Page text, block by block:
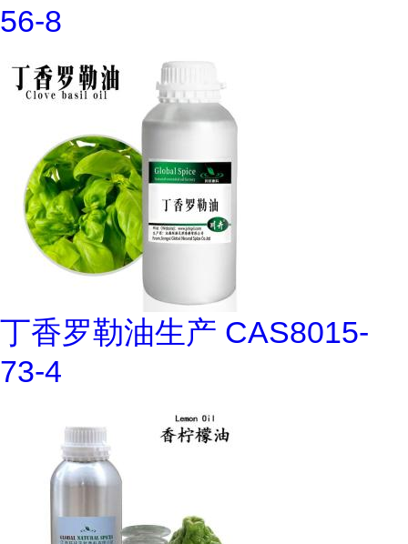
56-8
丁香罗勒油生产 CAS8015-
73-4